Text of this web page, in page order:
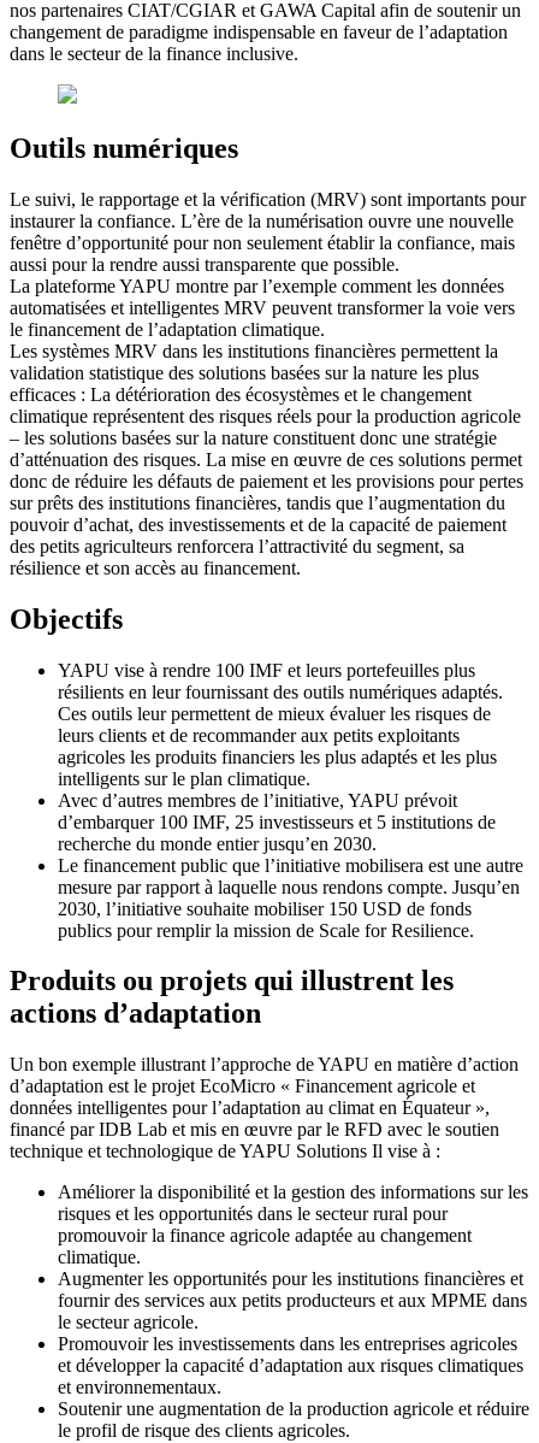
nos partenaires CIAT/CGIAR et GAWA Capital afin de soutenir un
changement de paradigme indispensable en faveur de l’adaptation
dans le secteur de la finance inclusive.
Outils numériques
Le suivi, le rapportage et la vérification (MRV) sont importants pour
instaurer la confiance. L’ère de la numérisation ouvre une nouvelle
fenêtre d’opportunité pour non seulement établir la confiance, mais
aussi pour la rendre aussi transparente que possible.
La plateforme YAPU montre par l’exemple comment les données
automatisées et intelligentes MRV peuvent transformer la voie vers
le financement de l’adaptation climatique.
Les systèmes MRV dans les institutions financières permettent la
validation statistique des solutions basées sur la nature les plus
efficaces : La détérioration des écosystèmes et le changement
climatique représentent des risques réels pour la production agricole
– les solutions basées sur la nature constituent donc une stratégie
d’atténuation des risques. La mise en œuvre de ces solutions permet
donc de réduire les défauts de paiement et les provisions pour pertes
sur prêts des institutions financières, tandis que l’augmentation du
pouvoir d’achat, des investissements et de la capacité de paiement
des petits agriculteurs renforcera l’attractivité du segment, sa
résilience et son accès au financement.
Objectifs
YAPU vise à rendre 100 IMF et leurs portefeuilles plus
résilients en leur fournissant des outils numériques adaptés.
Ces outils leur permettent de mieux évaluer les risques de
leurs clients et de recommander aux petits exploitants
agricoles les produits financiers les plus adaptés et les plus
intelligents sur le plan climatique.
Avec d’autres membres de l’initiative, YAPU prévoit
d’embarquer 100 IMF, 25 investisseurs et 5 institutions de
recherche du monde entier jusqu’en 2030.
Le financement public que l’initiative mobilisera est une autre
mesure par rapport à laquelle nous rendons compte. Jusqu’en
2030, l’initiative souhaite mobiliser 150 USD de fonds
publics pour remplir la mission de Scale for Resilience.
Produits ou projets qui illustrent les
actions d’adaptation
Un bon exemple illustrant l’approche de YAPU en matière d’action
d’adaptation est le projet EcoMicro « Financement agricole et
données intelligentes pour l’adaptation au climat en Équateur »,
financé par IDB Lab et mis en œuvre par le RFD avec le soutien
technique et technologique de YAPU Solutions Il vise à :
Améliorer la disponibilité et la gestion des informations sur les
risques et les opportunités dans le secteur rural pour
promouvoir la finance agricole adaptée au changement
climatique.
Augmenter les opportunités pour les institutions financières et
fournir des services aux petits producteurs et aux MPME dans
le secteur agricole.
Promouvoir les investissements dans les entreprises agricoles
et développer la capacité d’adaptation aux risques climatiques
et environnementaux.
Soutenir une augmentation de la production agricole et réduire
le profil de risque des clients agricoles.